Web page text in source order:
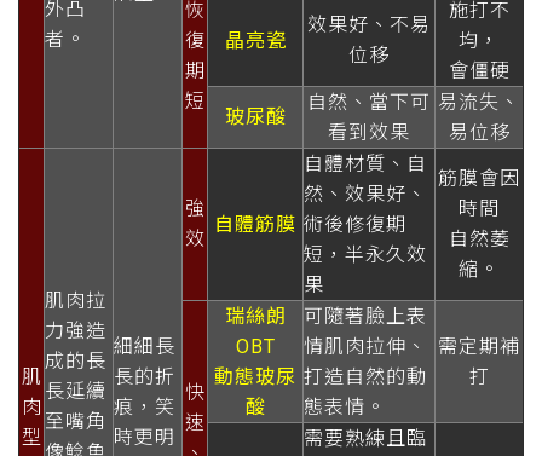
外凸
者。
恢
復
期
短
晶亮瓷
效果好、不易
位移
施打不
均，
會僵硬
玻尿酸
自然、當下可
看到效果
易流失、
易位移
肌
肉
型
肌肉拉
力強造
成的長
長延續
至嘴角
細細長
長的折
痕，笑
時更明
強
效
自體筋膜
自體材質、自
然、效果好、
術後修復期
短，半永久效
果
筋膜會因
時間
自然萎
縮。
快
速
瑞絲朗
OBT
動態玻尿
酸
可隨著臉上表
情肌肉拉伸、
打造自然的動
態表情。
需定期補
打
需要熟練且臨